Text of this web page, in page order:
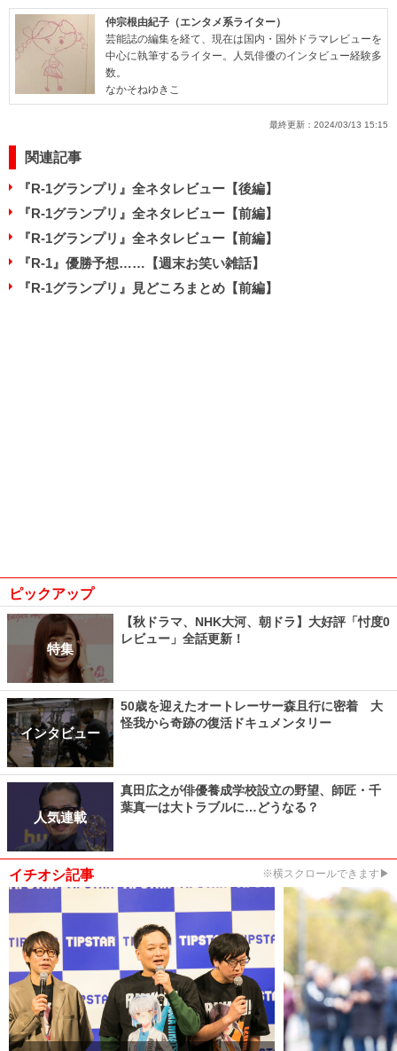
仲宗根由紀子（エンタメ系ライター）
芸能誌の編集を経て、現在は国内・国外ドラマレビューを
中心に執筆するライター。人気俳優のインタビュー経験多
数。
なかそねゆきこ
最終更新： 2024/03/13 15:15
関連記事
『R-1グランプリ』全ネタレビュー【後編】
『R-1グランプリ』全ネタレビュー【前編】
『R-1グランプリ』全ネタレビュー【前編】
『R-1』優勝予想……【週末お笑い雑話】
『R-1グランプリ』見どころまとめ【前編】
ピックアップ
特集
【秋ドラマ、NHK大河、朝ドラ】大好評「忖度0
レビュー」全話更新！
インタビュー
50歳を迎えたオートレーサー森且行に密着 大
怪我から奇跡の復活ドキュメンタリー
人気連載
真田広之が俳優養成学校設立の野望、師匠・千
葉真一は大トラブルに…どうなる？
イチオシ記事 ※横スクロールできます▶